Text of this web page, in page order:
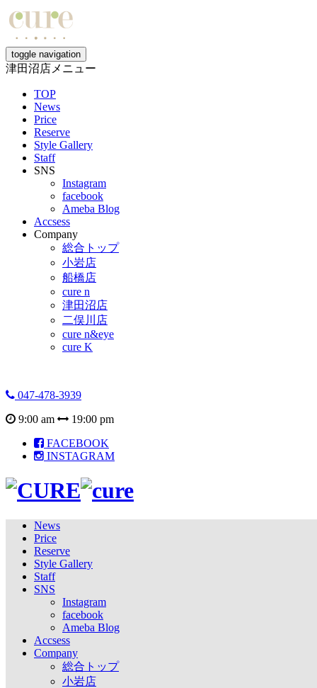
toggle navigation
津田沼店メニュー
TOP
News
Price
Reserve
Style Gallery
Staff
SNS
Instagram
facebook
Ameba Blog
Accsess
Company
総合トップ
小岩店
船橋店
cure n
津田沼店
二俣川店
cure n&eye
cure K
047-478-3939
9:00 am
19:00 pm
FACEBOOK
INSTAGRAM
News
Price
Reserve
Style Gallery
Staff
SNS
Instagram
facebook
Ameba Blog
Accsess
Company
総合トップ
小岩店